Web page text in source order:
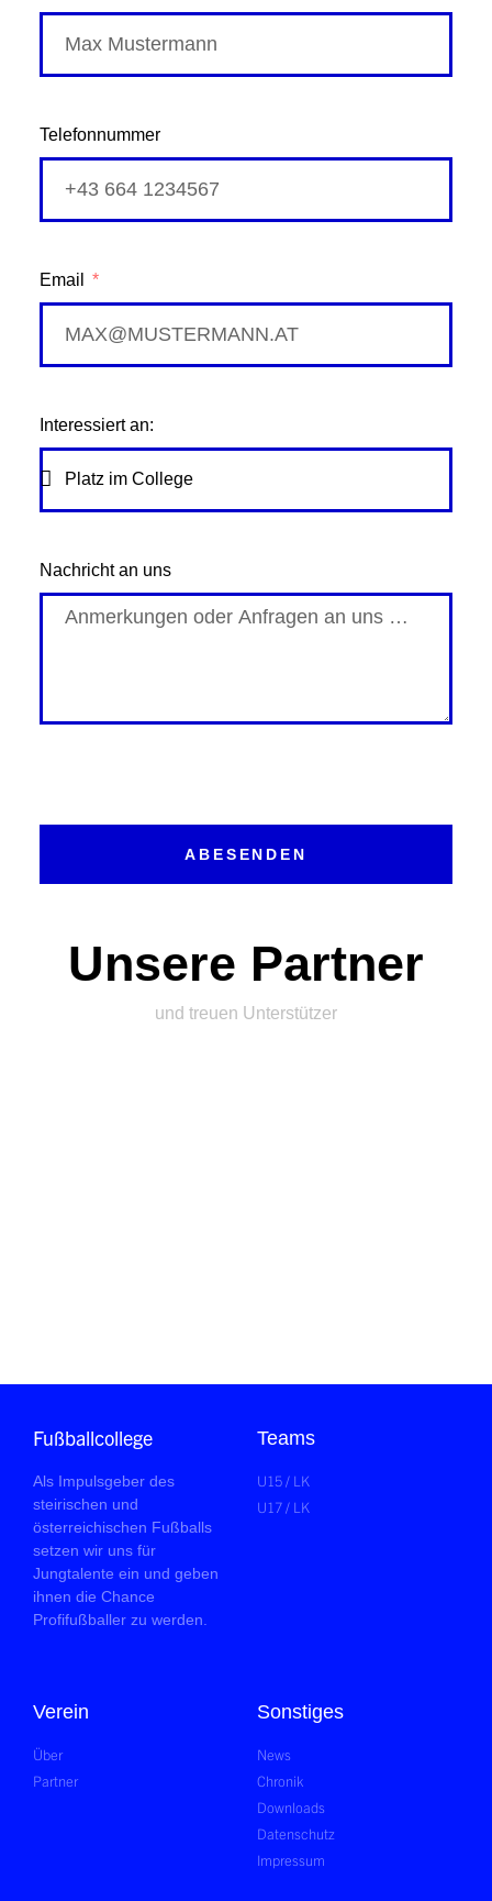
Telefonnummer
Email
Interessiert an:
Nachricht an uns
ABESENDEN
Unsere Partner
und treuen Unterstützer
Fußballcollege
Als Impulsgeber des
steirischen und
österreichischen Fußballs
setzen wir uns für
Jungtalente ein und geben
ihnen die Chance
Profifußballer zu werden.
Teams
U15 / LK
U17 / LK
Verein
Über
Partner
Sonstiges
News
Chronik
Downloads
Datenschutz
Impressum